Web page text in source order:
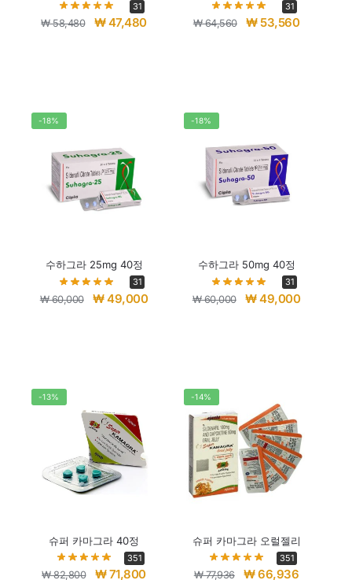
31
₩58,480 ₩47,480
31
₩64,560 ₩53,560
-18%
수하그라 25mg 40정
31
₩60,000 ₩49,000
-18%
수하그라 50mg 40정
31
₩60,000 ₩49,000
-13%
슈퍼 카마그라 40정
351
₩82,800 ₩71,800
-14%
슈퍼 카마그라 오럴젤리
351
₩77,936 ₩66,936